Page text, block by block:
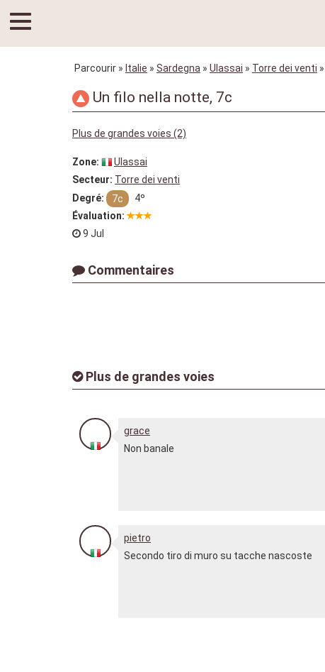
Parcourir » Italie » Sardegna » Ulassai » Torre dei venti »
Un filo nella notte, 7c
Plus de grandes voies (2)
Zone:
Ulassai
Secteur: Torre dei venti
Degré:
7c
4º
Évaluation:
9 Jul
Commentaires
Plus de grandes voies
grace
Non banale
pietro
Secondo tiro di muro su tacche nascoste